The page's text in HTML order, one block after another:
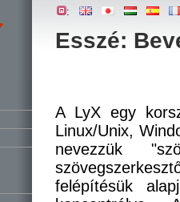
Esszé:
:
A LyX egy
Linux/Unix,
nevezzük
felépítésük